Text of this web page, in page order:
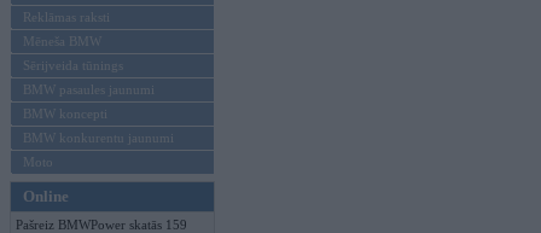
Reklāmas raksti
Mēneša BMW
Sērijveida tūnings
BMW pasaules jaunumi
BMW koncepti
BMW konkurentu jaunumi
Moto
Online
Pašreiz BMWPower skatās 159